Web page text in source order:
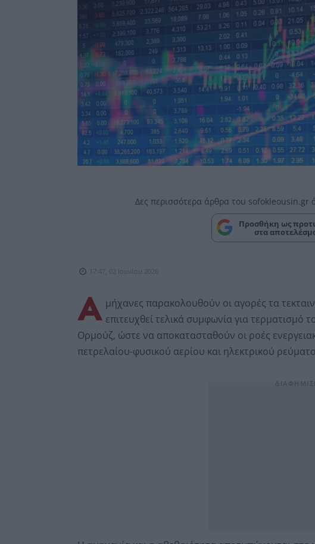
Δες περισσότερα άρθρα του sofokleousin.gr
Προσθήκη ως
στα
17:47, 02 Ιουνίου 2026
Α μήχανες παρακολουθούν οι αγορές τα
επιτευχθεί τελικά συμφωνία για
Ορμούζ, ώστε να αποκατασταθούν οι ροές
πετρελαίου-φυσικού αερίου και ηλεκτρικού